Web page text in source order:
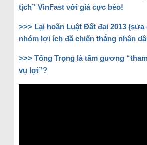
tịch” VinFast với giá cực bèo!
>>> Lại hoãn Luật Đất đai 2013
nhóm lợi ích đã chiến thắng nhân
>>> Tổng Trọng là tấm gương
vụ lợi”?